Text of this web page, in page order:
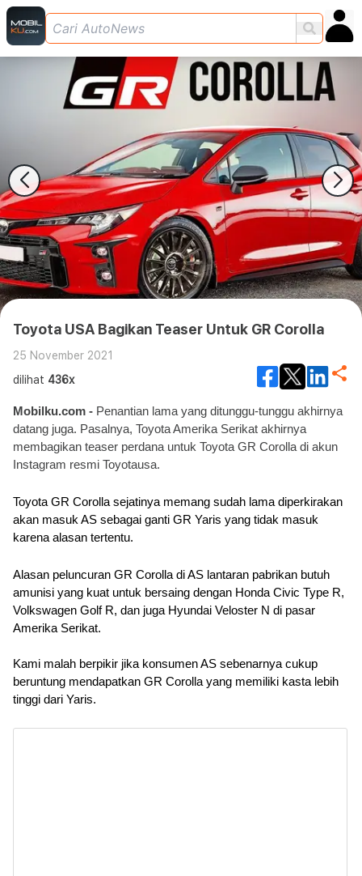
Toyota USA Bagikan Teaser Untuk GR Corolla
25 November 2021
dilihat 436x
Mobilku.com - Penantian lama yang ditunggu-tunggu akhirnya
datang juga. Pasalnya, Toyota Amerika Serikat akhirnya
membagikan teaser perdana untuk Toyota GR Corolla di akun
Instagram resmi Toyotausa.
Toyota GR Corolla sejatinya memang sudah lama diperkirakan
akan masuk AS sebagai ganti GR Yaris yang tidak masuk
karena alasan tertentu.
Alasan peluncuran GR Corolla di AS lantaran pabrikan butuh
amunisi yang kuat untuk bersaing dengan Honda Civic Type R,
Volkswagen Golf R, dan juga Hyundai Veloster N di pasar
Amerika Serikat.
Kami malah berpikir jika konsumen AS sebenarnya cukup
beruntung mendapatkan GR Corolla yang memiliki kasta lebih
tinggi dari Yaris.